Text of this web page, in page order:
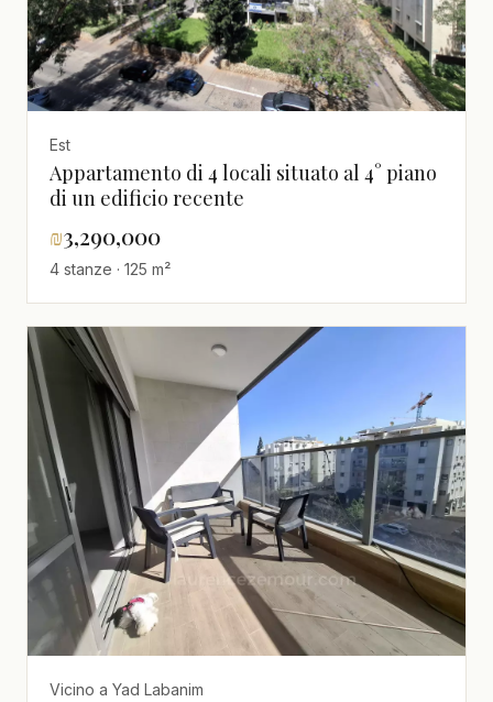
Est
Appartamento di 4 locali situato al 4° piano
di un edificio recente
₪3,290,000
4 stanze · 125 m²
Vicino a Yad Labanim